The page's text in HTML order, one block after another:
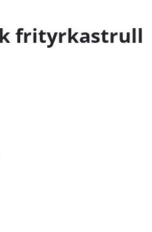
frityrkastrull